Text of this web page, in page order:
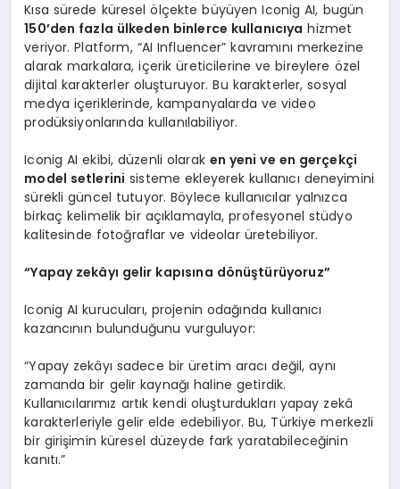
Kısa sürede küresel ölçekte büyüyen Iconig AI, bugün
150’den fazla ülkeden binlerce kullanıcıya hizmet
veriyor. Platform, “AI Influencer” kavramını merkezine
alarak markalara, içerik üreticilerine ve bireylere özel
dijital karakterler oluşturuyor. Bu karakterler, sosyal
medya içeriklerinde, kampanyalarda ve video
prodüksiyonlarında kullanılabiliyor.
Iconig AI ekibi, düzenli olarak en yeni ve en gerçekçi
model setlerini sisteme ekleyerek kullanıcı deneyimini
sürekli güncel tutuyor. Böylece kullanıcılar yalnızca
birkaç kelimelik bir açıklamayla, profesyonel stüdyo
kalitesinde fotoğraflar ve videolar üretebiliyor.
“Yapay zekâyı gelir kapısına dönüştürüyoruz”
Iconig AI kurucuları, projenin odağında kullanıcı
kazancının bulunduğunu vurguluyor:
“Yapay zekâyı sadece bir üretim aracı değil, aynı
zamanda bir gelir kaynağı haline getirdik.
Kullanıcılarımız artık kendi oluşturdukları yapay zekâ
karakterleriyle gelir elde edebiliyor. Bu, Türkiye merkezli
bir girişimin küresel düzeyde fark yaratabileceğinin
kanıtı.”